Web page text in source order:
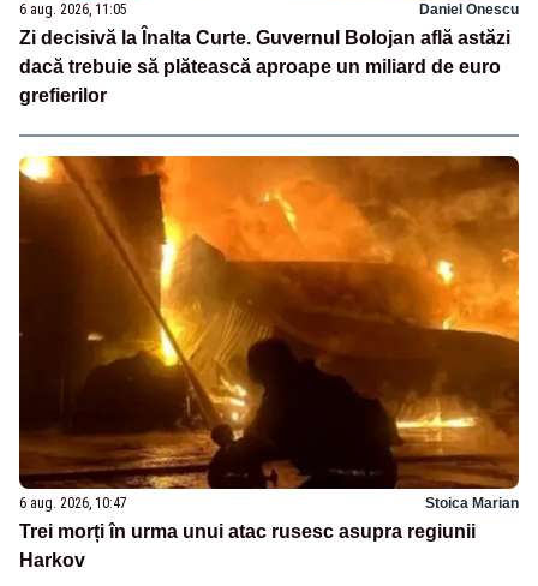
6 aug. 2026, 11:05 Daniel Onescu
Zi decisivă la Înalta Curte. Guvernul Bolojan află astăzi
dacă trebuie să plătească aproape un miliard de euro
grefierilor
6 aug. 2026, 10:47 Stoica Marian
Trei morți în urma unui atac rusesc asupra regiunii
Harkov